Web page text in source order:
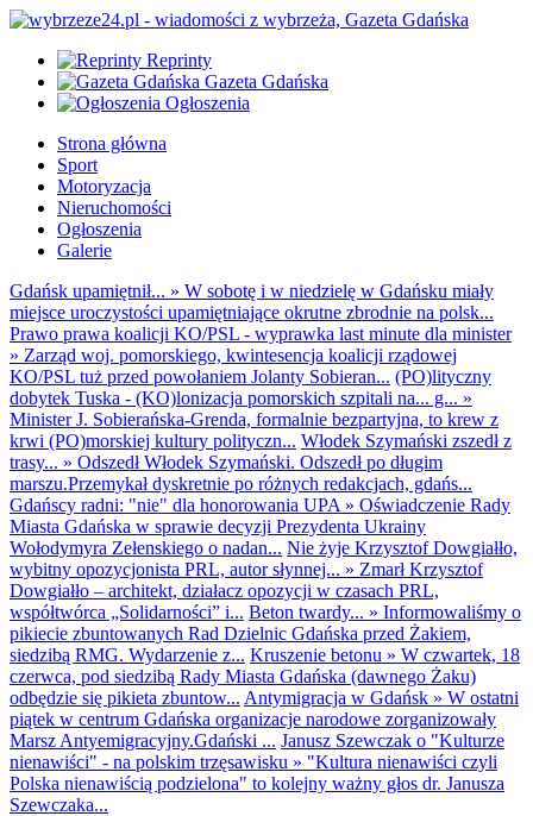
Reprinty
Gazeta Gdańska
Ogłoszenia
Strona główna
Sport
Motoryzacja
Nieruchomości
Ogłoszenia
Galerie
Gdańsk upamiętnił... » W sobotę i w niedzielę w Gdańsku miały
miejsce uroczystości upamiętniające okrutne zbrodnie na polsk...
Prawo prawa koalicji KO/PSL - wyprawka last minute dla minister
» Zarząd woj. pomorskiego, kwintesencja koalicji rządowej
KO/PSL tuż przed powołaniem Jolanty Sobieran... (PO)lityczny
dobytek Tuska - (KO)lonizacja pomorskich szpitali na... g... »
Minister J. Sobierańska-Grenda, formalnie bezpartyjna, to krew z
krwi (PO)morskiej kultury polityczn... Włodek Szymański zszedł z
trasy... » Odszedł Włodek Szymański. Odszedł po długim
marszu.Przemykał dyskretnie po różnych redakcjach, gdańs...
Gdańscy radni: "nie" dla honorowania UPA » Oświadczenie Rady
Miasta Gdańska w sprawie decyzji Prezydenta Ukrainy
Wołodymyra Zełenskiego o nadan... Nie żyje Krzysztof Dowgiałło,
wybitny opozycjonista PRL, autor słynnej... » Zmarł Krzysztof
Dowgiałło – architekt, działacz opozycji w czasach PRL,
współtwórca „Solidarności” i... Beton twardy... » Informowaliśmy o
pikiecie zbuntowanych Rad Dzielnic Gdańska przed Żakiem,
siedzibą RMG. Wydarzenie z... Kruszenie betonu » W czwartek, 18
czerwca, pod siedzibą Rady Miasta Gdańska (dawnego Żaku)
odbędzie się pikieta zbuntow... Antymigracja w Gdańsk » W ostatni
piątek w centrum Gdańska organizacje narodowe zorganizowały
Marsz Antyemigracyjny.Gdański ... Janusz Szewczak o "Kulturze
nienawiści" - na polskim trzęsawisku » "Kultura nienawiści czyli
Polska nienawiścią podzielona" to kolejny ważny głos dr. Janusza
Szewczaka...